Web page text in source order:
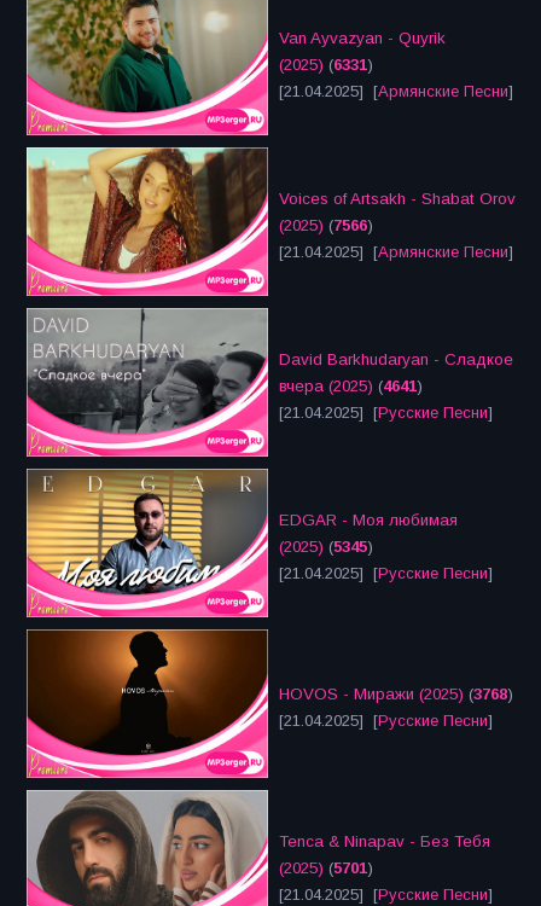
Van Ayvazyan - Quyrik
(2025) (6331)
[21.04.2025] [Армянские Песни]
Voices of Artsakh - Shabat Orov
(2025) (7566)
[21.04.2025] [Армянские Песни]
David Barkhudaryan - Сладкое
вчера (2025) (4641)
[21.04.2025] [Русские Песни]
EDGAR - Моя любимая
(2025) (5345)
[21.04.2025] [Русские Песни]
HOVOS - Миражи (2025) (3768)
[21.04.2025] [Русские Песни]
Tenca & Ninapav - Без Тебя
(2025) (5701)
[21.04.2025] [Русские Песни]